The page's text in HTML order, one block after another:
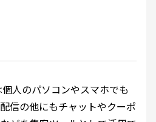
人のパソコンやスマホでも
信の他にもチャットやクーポ